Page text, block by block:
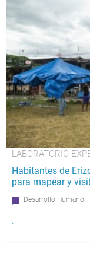
LABORATORIO
Habitantes de
para mapear y
Desarrollo Humano